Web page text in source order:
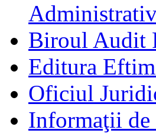
Biroul Audit
Editura
Oficiul
Informaţii de